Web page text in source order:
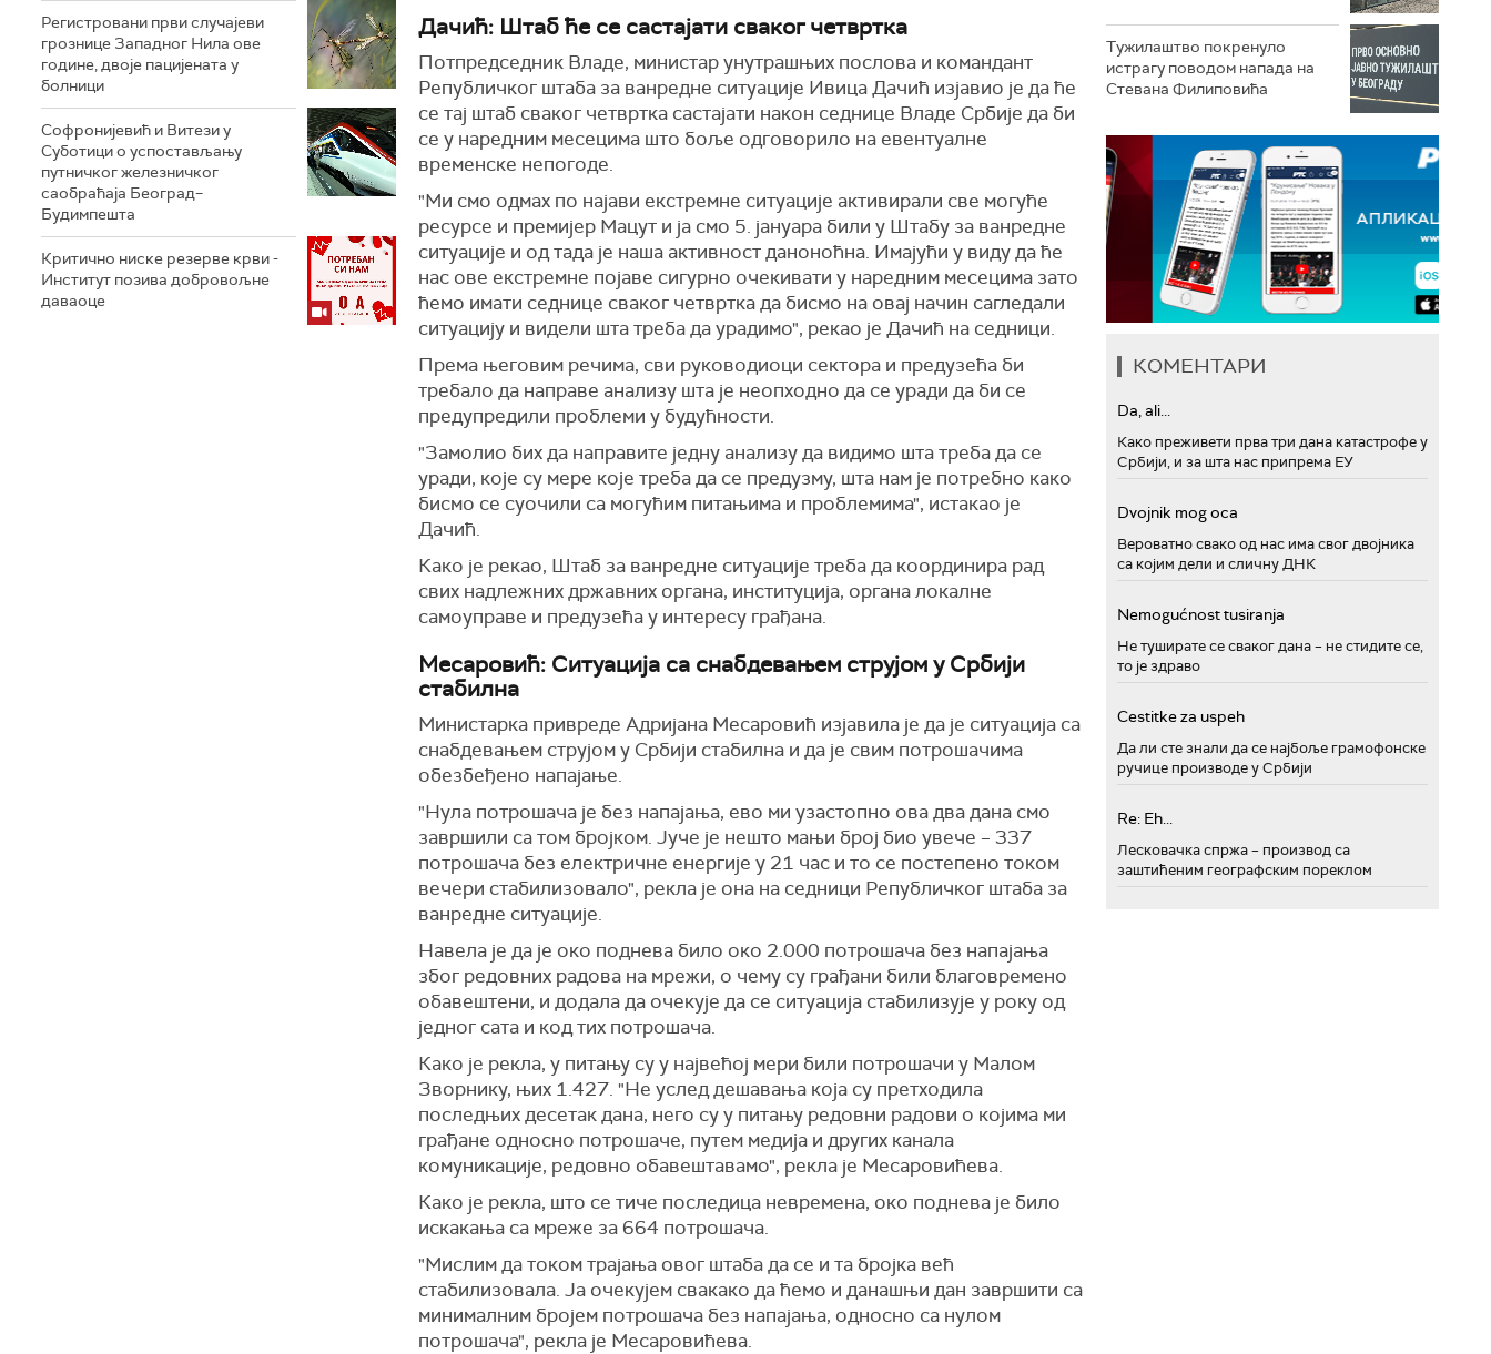
Регистровани први случајеви
грознице Западног Нила ове
године, двоје пацијената у
болници
Софронијевић и Витези у
Суботици о успостављању
путничког железничког
саобраћаја Београд–
Будимпешта
Критично ниске резерве крви -
Институт позива добровољне
даваоце
Дачић: Штаб ће се састајати сваког четвртка
Потпредседник Владе, министар унутрашњих послова и командант
Републичког штаба за ванредне ситуације Ивица Дачић изјавио је да ће
се тај штаб сваког четвртка састајати након седнице Владе Србије да би
се у наредним месецима што боље одговорило на евентуалне
временске непогоде.
"Ми смо одмах по најави екстремне ситуације активирали све могуће
ресурсе и премијер Мацут и ја смо 5. јануара били у Штабу за ванредне
ситуације и од тада је наша активност даноноћна. Имајући у виду да ће
нас ове екстремне појаве сигурно очекивати у наредним месецима зато
ћемо имати седнице сваког четвртка да бисмо на овај начин сагледали
ситуацију и видели шта треба да урадимо", рекао је Дачић на седници.
Према његовим речима, сви руководиоци сектора и предузећа би
требало да направе анализу шта је неопходно да се уради да би се
предупредили проблеми у будућности.
"Замолио бих да направите једну анализу да видимо шта треба да се
уради, које су мере које треба да се предузму, шта нам је потребно како
бисмо се суочили са могућим питањима и проблемима", истакао је
Дачић.
Како је рекао, Штаб за ванредне ситуације треба да координира рад
свих надлежних државних органа, институција, органа локалне
самоуправе и предузећа у интересу грађана.
Месаровић: Ситуација са снабдевањем струјом у Србији
стабилна
Министарка привреде Адријана Месаровић изјавила је да је ситуација са
снабдевањем струјом у Србији стабилна и да је свим потрошачима
обезбеђено напајање.
"Нула потрошача је без напајања, ево ми узастопно ова два дана смо
завршили са том бројком. Јуче је нешто мањи број био увече – 337
потрошача без електричне енергије у 21 час и то се постепено током
вечери стабилизовало", рекла је она на седници Републичког штаба за
ванредне ситуације.
Навела је да је око поднева било око 2.000 потрошача без напајања
због редовних радова на мрежи, о чему су грађани били благовремено
обавештени, и додала да очекује да се ситуација стабилизује у року од
једног сата и код тих потрошача.
Како је рекла, у питању су у највећој мери били потрошачи у Малом
Зворнику, њих 1.427. "Не услед дешавања која су претходила
последњих десетак дана, него су у питању редовни радови о којима ми
грађане односно потрошаче, путем медија и других канала
комуникације, редовно обавештавамо", рекла је Месаровићева.
Како је рекла, што се тиче последица невремена, око поднева је било
искакања са мреже за 664 потрошача.
"Мислим да током трајања овог штаба да се и та бројка већ
стабилизовала. Ја очекујем свакако да ћемо и данашњи дан завршити са
минималним бројем потрошача без напајања, односно са нулом
потрошача", рекла је Месаровићева.
Тужилаштво покренуло
истрагу поводом напада на
Стевана Филиповића
КОМЕНТАРИ
Da, ali...
Како преживети прва три дана катастрофе у
Србији, и за шта нас припрема ЕУ
Dvojnik mog oca
Вероватно свако од нас има свог двојника
са којим дели и сличну ДНК
Nemogućnost tusiranja
Не туширате се сваког дана – не стидите се,
то је здраво
Cestitke za uspeh
Да ли сте знали да се најбоље грамофонске
ручице производе у Србији
Re: Eh...
Лесковачка спржа – производ са
заштићеним географским пореклом